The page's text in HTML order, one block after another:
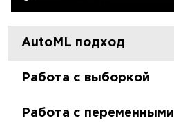
AutoML подход
Работа с выборкой
Работа с переменными